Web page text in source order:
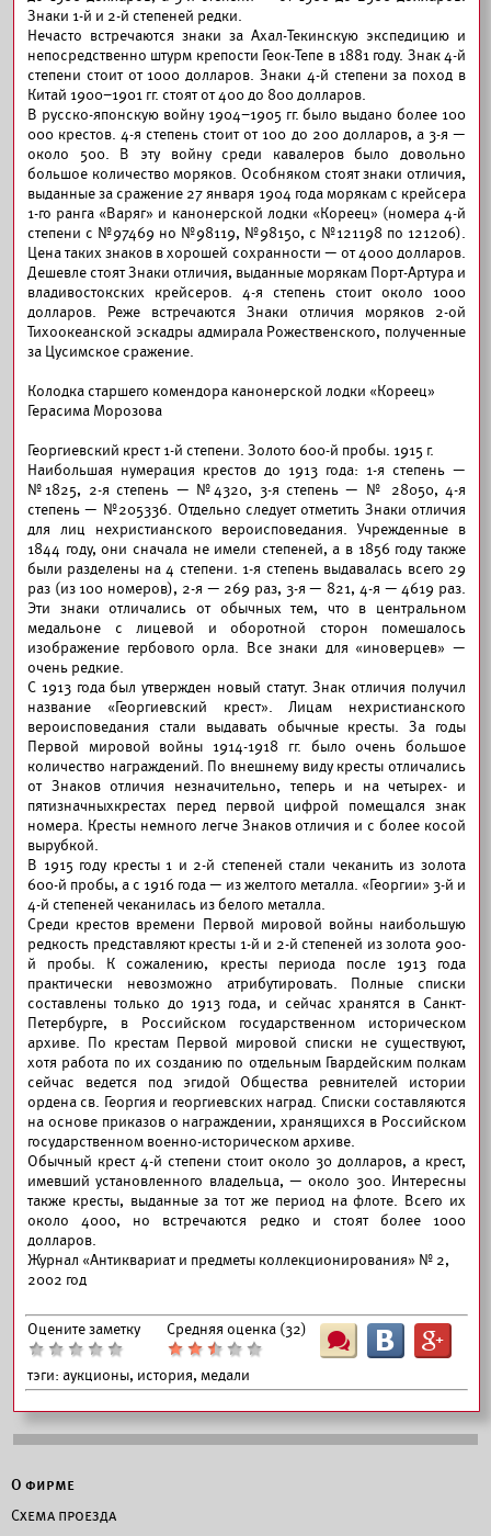
Знаки 1-й и 2-й степеней редки.
Нечасто встречаются знаки за Ахал-Текинскую экспедицию и
непосредственно штурм крепости Геок-Тепе в 1881 году. Знак 4-й
степени стоит от 1000 долларов. Знаки 4-й степени за поход в
Китай 1900–1901 гг. стоят от 400 до 800 долларов.
В русско-японскую войну 1904–1905 гг. было выдано более 100
000 крестов. 4-я степень стоит от 100 до 200 долларов, а 3-я —
около 500. В эту войну среди кавалеров было довольно
большое количество моряков. Особняком стоят знаки отличия,
выданные за сражение 27 января 1904 года морякам с крейсера
1-го ранга «Варяг» и канонерской лодки «Кореец» (номера 4-й
степени с №97469 но №98119, №98150, с №121198 по 121206).
Цена таких знаков в хорошей сохранности — от 4000 долларов.
Дешевле стоят Знаки отличия, выданные морякам Порт-Артура и
владивостокских крейсеров. 4-я степень стоит около 1000
долларов. Реже встречаются Знаки отличия моряков 2-ой
Тихоокеанской эскадры адмирала Рожественского, полученные
за Цусимское сражение.
Колодка старшего комендора канонерской лодки «Кореец»
Герасима Морозова
Георгиевский крест 1-й степени. Золото 600-й пробы. 1915 г.
Наибольшая нумерация крестов до 1913 года: 1-я степень —
№1825, 2-я степень — №4320, 3-я степень — № 28050, 4-я
степень — №205336. Отдельно следует отметить Знаки отличия
для лиц нехристианского вероисповедания. Учрежденные в
1844 году, они сначала не имели степеней, а в 1856 году также
были разделены на 4 степени. 1-я степень выдавалась всего 29
раз (из 100 номеров), 2-я — 269 раз, 3-я — 821, 4-я — 4619 раз.
Эти знаки отличались от обычных тем, что в центральном
медальоне с лицевой и оборотной сторон помешалось
изображение гербового орла. Все знаки для «иноверцев» —
очень редкие.
С 1913 года был утвержден новый статут. Знак отличия получил
название «Георгиевский крест». Лицам нехристианского
вероисповедания стали выдавать обычные кресты. За годы
Первой мировой войны 1914-1918 гг. было очень большое
количество награждений. По внешнему виду кресты отличались
от Знаков отличия незначительно, теперь и на четырех- и
пятизначныхкрестах перед первой цифрой помещался знак
номера. Кресты немного легче Знаков отличия и с более косой
вырубкой.
В 1915 году кресты 1 и 2-й степеней стали чеканить из золота
600-й пробы, а с 1916 года — из желтого металла. «Георгии» 3-й и
4-й степеней чеканилась из белого металла.
Среди крестов времени Первой мировой войны наибольшую
редкость представляют кресты 1-й и 2-й степеней из золота 900-
й пробы. К сожалению, кресты периода после 1913 года
практически невозможно атрибутировать. Полные списки
составлены только до 1913 года, и сейчас хранятся в Санкт-
Петербурге, в Российском государственном историческом
архиве. По крестам Первой мировой списки не существуют,
хотя работа по их созданию по отдельным Гвардейским полкам
сейчас ведется под эгидой Общества ревнителей истории
ордена св. Георгия и георгиевских наград. Списки составляются
на основе приказов о награждении, хранящихся в Российском
государственном военно-историческом архиве.
Обычный крест 4-й степени стоит около 30 долларов, а крест,
имевший установленного владельца, — около 300. Интересны
также кресты, выданные за тот же период на флоте. Всего их
около 4000, но встречаются редко и стоят более 1000
долларов.
Журнал «Антиквариат и предметы коллекционирования» № 2,
2002 год
Оцените заметку Средняя оценка (32)
тэги: аукционы, история, медали
Ш B G
О фирме
Схема проезда